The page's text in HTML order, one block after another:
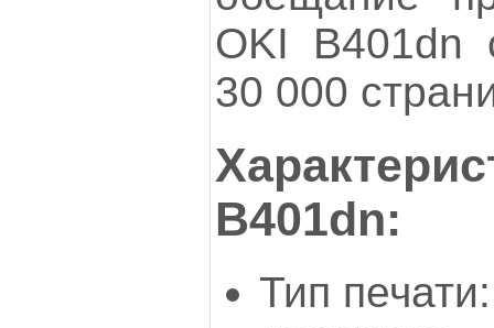
OKI B401dn
30 000
B401dn:
Тип